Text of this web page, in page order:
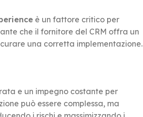
è un fattore critico per
che il fornitore del CRM offra un
una corretta implementazione.
e un impegno costante per
può essere complessa, ma